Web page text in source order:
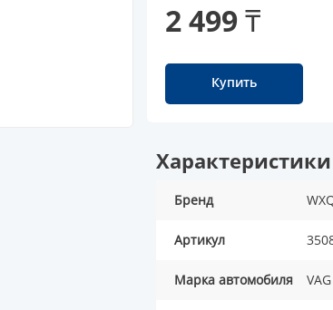
2 499 ₸
Купить
Характеристики
Бренд
Артикул
Марка автомобиля VAG